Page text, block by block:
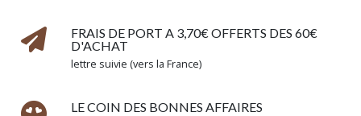
FRAIS DE PORT A 3,70€ OFFERTS DES 60€
D'ACHAT
lettre suivie (vers la France)
LE COIN DES BONNES AFFAIRES